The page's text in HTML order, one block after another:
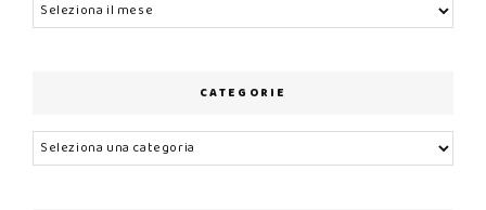
CATEGORIE
Categorie